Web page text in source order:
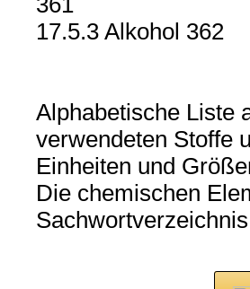
17.5.3 Alkohol 362
Alphabetische Liste
verwendeten Stoffe
Einheiten und
Die chemischen